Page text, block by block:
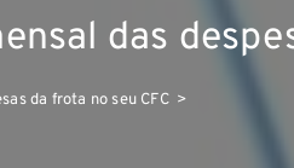
das
da frota no seu CFC >